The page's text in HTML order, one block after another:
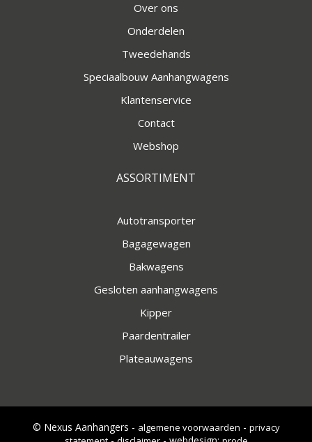
Over ons
Onderdelen
Tweedehands
Speciaalbouw Aanhangwagens
Klantenservice
Contact
Webshop
ASSORTIMENT
Autotransporter
Bagagewagen
Bakwagens
Gesloten aanhangwagens
Kipper
Paardentrailer
Plateauwagens
© Nexus Aanhangers - algemene voorwaarden - privacy